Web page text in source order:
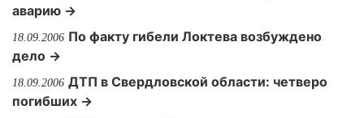
аварию →
18.09.2006 По факту гибели Локтева возбуждено
дело →
18.09.2006 ДТП в Свердловской области: четверо
погибших →